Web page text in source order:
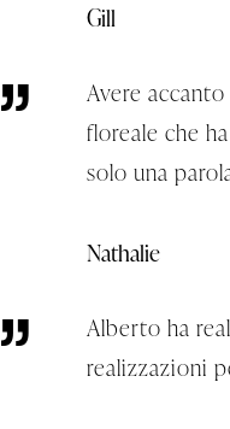
Gill
Avere
floreale che
solo una
Nathalie
Alberto ha
realizzazioni